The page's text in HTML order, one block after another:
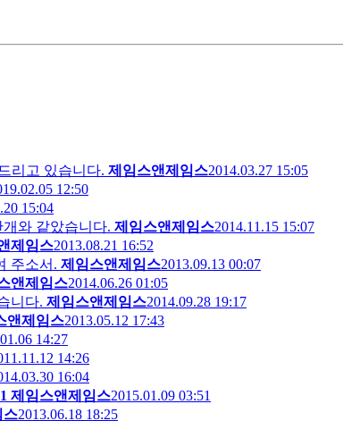
리고 있습니다. 제임스앤제임스2014.03.27 15:05
12:50
15:04
와 같았습니다. 제임스앤제임스2014.11.15 15:07
제임스2013.08.21 16:52
주소서. 제임스앤제임스2013.09.13 00:07
앤제임스2014.06.26 01:05
니다. 제임스앤제임스2014.09.28 19:17
앤제임스2013.05.12 17:43
14:27
14:26
16:04
1 제임스앤제임스2015.01.09 03:51
스2013.06.18 18:25